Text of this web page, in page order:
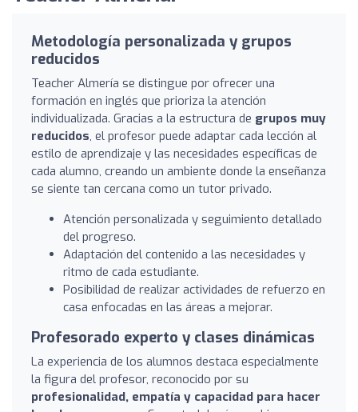
Metodología personalizada y grupos
reducidos
Teacher Almería se distingue por ofrecer una
formación en inglés que prioriza la atención
individualizada. Gracias a la estructura de grupos muy
reducidos, el profesor puede adaptar cada lección al
estilo de aprendizaje y las necesidades específicas de
cada alumno, creando un ambiente donde la enseñanza
se siente tan cercana como un tutor privado.
Atención personalizada y seguimiento detallado
del progreso.
Adaptación del contenido a las necesidades y
ritmo de cada estudiante.
Posibilidad de realizar actividades de refuerzo en
casa enfocadas en las áreas a mejorar.
Profesorado experto y clases dinámicas
La experiencia de los alumnos destaca especialmente
la figura del profesor, reconocido por su
profesionalidad, empatía y capacidad para hacer